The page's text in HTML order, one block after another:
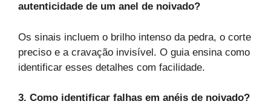
autenticidade de um anel de noivado?
Os sinais incluem o brilho intenso da pedra, o corte
preciso e a cravação invisível. O guia ensina como
identificar esses detalhes com facilidade.
3. Como identificar falhas em anéis de noivado?